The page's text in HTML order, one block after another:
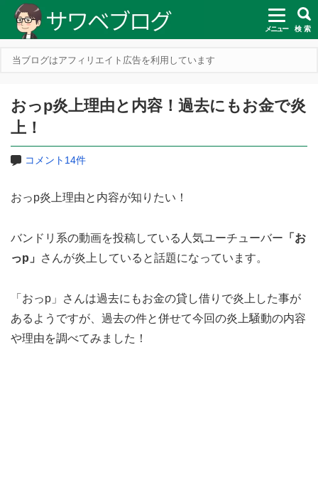
メニュー 検 索
当ブログはアフィリエイト広告を利用しています
おっp炎上理由と内容！過去にもお金で炎
上！
コメント14件
おっp炎上理由と内容が知りたい！
バンドリ系の動画を投稿している人気ユーチューバー 「お
っp」
さんが炎上していると話題になっています。
「おっp」さんは過去にもお金の貸し借りで炎上した事が
あるようですが、過去の件と併せて今回の炎上騒動の内容
や理由を調べてみました！